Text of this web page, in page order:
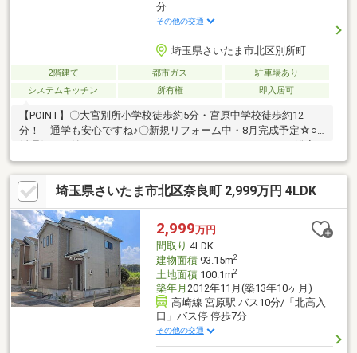
分
その他の交通
埼玉県さいたま市北区別所町
2階建て 都市ガス
駐車場あり
システムキッチン
所有権 即入居可
【POINT】〇大宮別所小学校徒歩約5分・宮原中学校徒歩約12
分！ 通学も安心ですね♪〇新規リフォーム中・8月完成予定☆○
で毎日リフレッシュ♪○全居室収納付き！お部屋もスッキリ片付き
ます！■【0120-22-8282】へお気軽にお問い合わせください
■■【ララハウス 大宮支店】で検索♪ 最新情報を毎日更新中
です！ 弊社ホームページをご利用くださいませ☆☆
埼玉県さいたま市北区奈良町 2,999万円 4LDK
2,999万円
間取り 4LDK
建物面積93.15m2
土地面積100.1m2
築年月 2012年11月(築13年10ヶ月)
高崎線 宮原駅 バス10分/「北高入
口」バス停 停歩7分
その他の交通